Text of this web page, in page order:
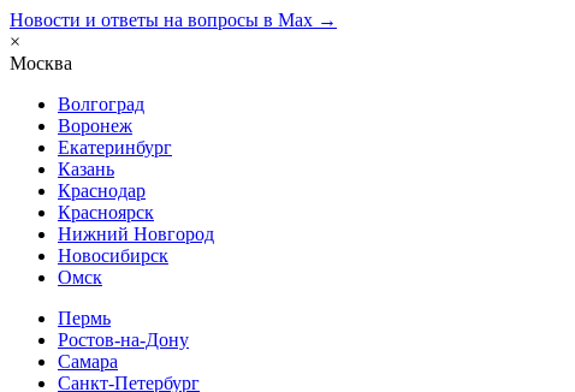
Новости и ответы на вопросы в Max →
×
Москва
Волгоград
Воронеж
Екатеринбург
Казань
Краснодар
Красноярск
Нижний Новгород
Новосибирск
Омск
Пермь
Ростов-на-Дону
Самара
Санкт-Петербург